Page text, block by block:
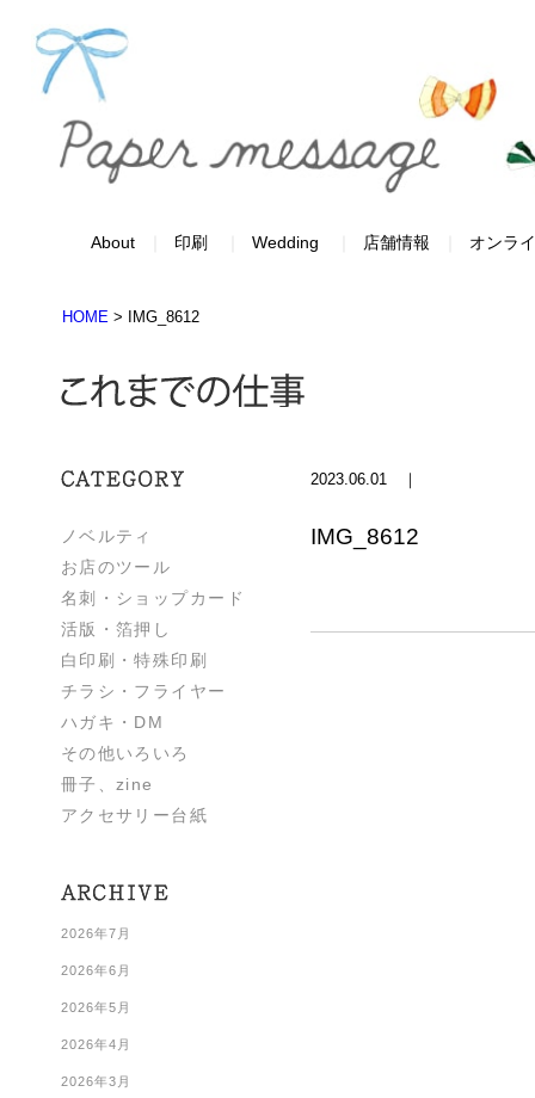
About 印刷 Wedding 店舗情報 オンラ
HOME > IMG_8612
ノベルティ
お店のツール
名刺・ショップカード
活版・箔押し
白印刷・特殊印刷
チラシ・フライヤー
ハガキ・DM
その他いろいろ
冊子、zine
アクセサリー台紙
2026年7月
2026年6月
2026年5月
2026年4月
2026年3月
2023.06.01 ｜
IMG_8612